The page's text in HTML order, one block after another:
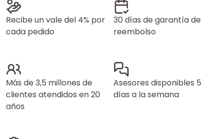
Recibe un vale del 4% por
cada pedido
30 días de garantía de
reembolso
Más de 3,5 millones de
clientes atendidos en 20
años
Asesores disponibles 5
días a la semana